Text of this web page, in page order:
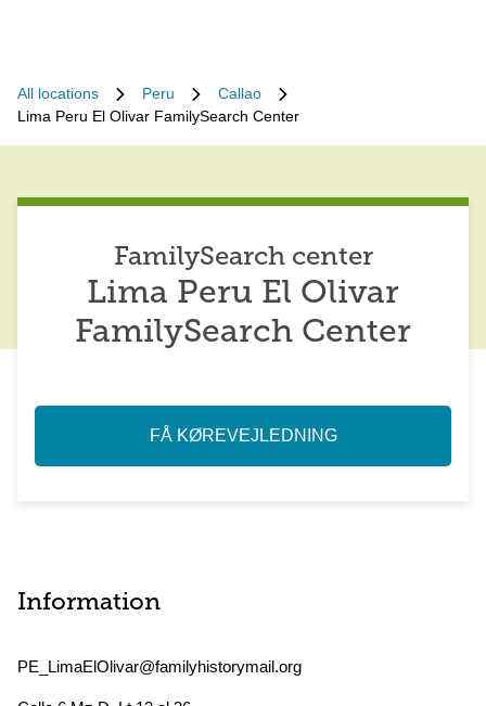
All locations Peru
Callao
Lima Peru El Olivar FamilySearch Center
FamilySearch center
Lima Peru El Olivar
FamilySearch Center
FÅ KØREVEJLEDNING
Information
PE_LimaElOlivar@familyhistorymail.org